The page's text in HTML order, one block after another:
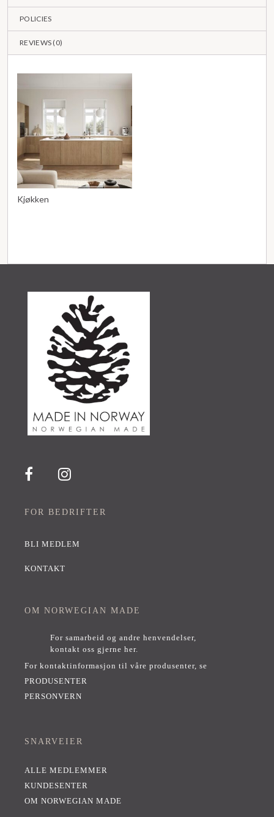
POLICIES
REVIEWS (0)
Kjøkken
FOR BEDRIFTER
BLI MEDLEM
KONTAKT
OM NORWEGIAN MADE
For samarbeid og andre henvendelser,
kontakt oss gjerne her.
For kontaktinformasjon til våre produsenter, se
PRODUSENTER
PERSONVERN
SNARVEIER
ALLE MEDLEMMER
KUNDESENTER
OM NORWEGIAN MADE